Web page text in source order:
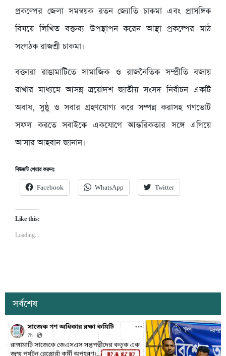
প্রকল্পের জেলা সমন্বয়ক রতন জ্যোতি চাকমা এবং প্রাসঙ্গিক
বিষয়ে লিখিত বক্তব্য উপস্থাপন করেন আস্থা প্রকল্পের মাঠ
সংগঠক রাজশ্রী চাকমা।
বক্তারা রাঙামাটিতে সামাজিক ও রাজনৈতিক সম্প্রীতি বজায়
রাখার মাধ্যমে আসন্ন ত্রয়োদশ জাতীয় সংসদ নির্বাচন একটি
অবাধ, সুষ্ঠু ও সবার গ্রহণযোগ্য করে সম্পন্ন করাসহ গণভোট
সফল করতে সবাইকে একযোগে আন্তরিকতার সঙ্গে এগিয়ে
আসার আহবান জানান।
নিউজটি শেয়ার করুনঃ
Facebook WhatsApp Twitter
Like this:
Loading...
সর্বশেষ